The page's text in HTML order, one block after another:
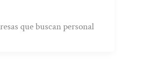
que buscan personal